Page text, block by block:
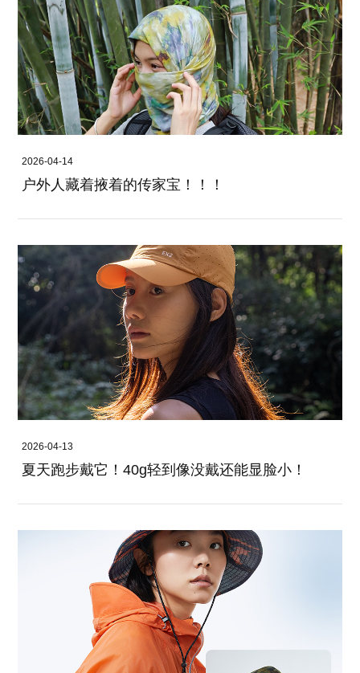
2026-04-14
户外人藏着掖着的传家宝！！！
2026-04-13
夏天跑步戴它！40g轻到像没戴还能显脸小！